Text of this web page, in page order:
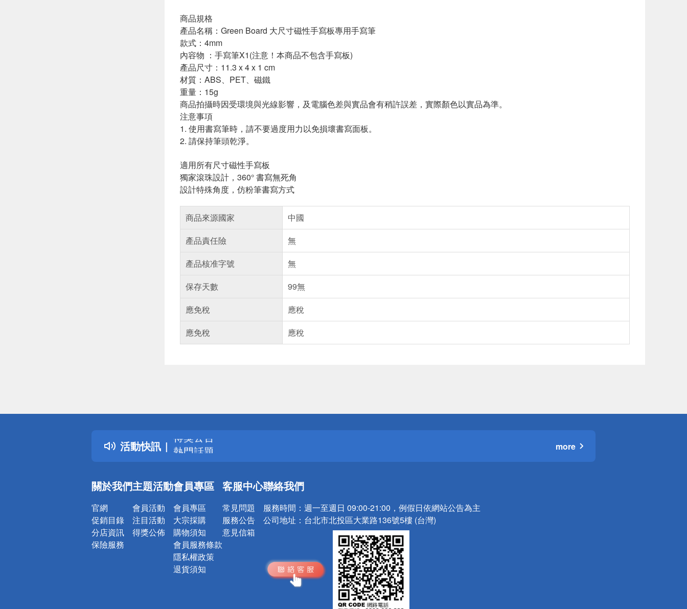
商品規格
產品名稱：Green Board 大尺寸磁性手寫板專用手寫筆
款式：4mm
內容物 ：手寫筆X1(注意！本商品不包含手寫板)
產品尺寸：11.3 x 4 x 1 cm
材質：ABS、PET、磁鐵
重量：15g
商品拍攝時因受環境與光線影響，及電腦色差與實品會有稍許誤差，實際顏色以實品為準。
注意事項
1. 使用書寫筆時，請不要過度用力以免損壞書寫面板。
2. 請保持筆頭乾淨。
適用所有尺寸磁性手寫板
獨家滾珠設計，360° 書寫無死角
設計特殊角度，仿粉筆書寫方式
商品來源國家
中國
產品責任險
無
產品核准字號
無
保存天數
99無
應免稅
應稅
應免稅
應稅
活動快訊
詐騙網頁！請小心！
得獎公告
熱門話題
銀行優惠
詐騙網頁！請小心！
more
關於我們
官網
促銷目錄
分店資訊
保險服務
主題活動
會員活動
注目活動
得獎公佈
會員專區
會員專區
大宗採購
購物須知
會員服務條款
隱私權政策
退貨須知
客服中心
常見問題
服務公告
意見信箱
聯絡我們
服務時間： 週一至週日 09:00-21:00，例假日依網站公告為主
公司地址： 台北市北投區大業路136號5樓 (台灣)